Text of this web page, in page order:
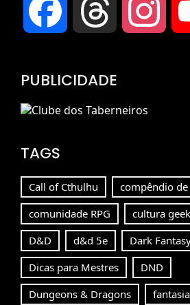
Facebook Threads
PUBLICIDADE
TAGS
Call of Cthulhu
compêndio
comunidade RPG
cultura geek
D&D
d&d 5e
Dark
Dicas para Mestres
DND
Dungeons & Dragons
fantasia